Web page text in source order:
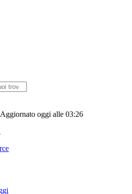
Aggiornato oggi alle 03:26